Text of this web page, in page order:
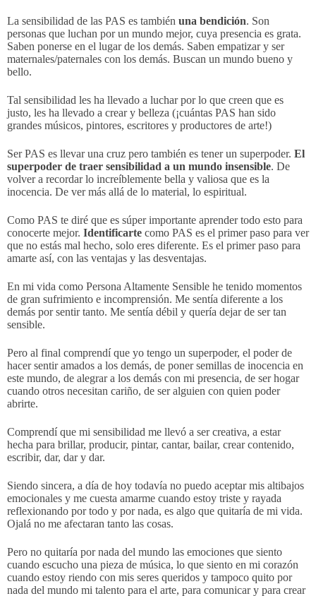
La sensibilidad de las PAS es también una bendición. Son
personas que luchan por un mundo mejor, cuya presencia es grata.
Saben ponerse en el lugar de los demás. Saben empatizar y ser
maternales/paternales con los demás. Buscan un mundo bueno y
bello.
Tal sensibilidad les ha llevado a luchar por lo que creen que es
justo, les ha llevado a crear y belleza (¡cuántas PAS han sido
grandes músicos, pintores, escritores y productores de arte!)
Ser PAS es llevar una cruz pero también es tener un superpoder. El
superpoder de traer sensibilidad a un mundo insensible. De
volver a recordar lo increíblemente bella y valiosa que es la
inocencia. De ver más allá de lo material, lo espiritual.
Como PAS te diré que es súper importante aprender todo esto para
conocerte mejor. Identificarte como PAS es el primer paso para ver
que no estás mal hecho, solo eres diferente. Es el primer paso para
amarte así, con las ventajas y las desventajas.
En mi vida como Persona Altamente Sensible he tenido momentos
de gran sufrimiento e incomprensión. Me sentía diferente a los
demás por sentir tanto. Me sentía débil y quería dejar de ser tan
sensible.
Pero al final comprendí que yo tengo un superpoder, el poder de
hacer sentir amados a los demás, de poner semillas de inocencia en
este mundo, de alegrar a los demás con mi presencia, de ser hogar
cuando otros necesitan cariño, de ser alguien con quien poder
abrirte.
Comprendí que mi sensibilidad me llevó a ser creativa, a estar
hecha para brillar, producir, pintar, cantar, bailar, crear contenido,
escribir, dar, dar y dar.
Siendo sincera, a día de hoy todavía no puedo aceptar mis altibajos
emocionales y me cuesta amarme cuando estoy triste y rayada
reflexionando por todo y por nada, es algo que quitaría de mi vida.
Ojalá no me afectaran tanto las cosas.
Pero no quitaría por nada del mundo las emociones que siento
cuando escucho una pieza de música, lo que siento en mi corazón
cuando estoy riendo con mis seres queridos y tampoco quito por
nada del mundo mi talento para el arte, para comunicar y para crear